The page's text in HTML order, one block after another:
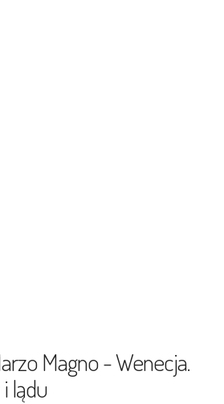
Magno - Wenecja.
lądu